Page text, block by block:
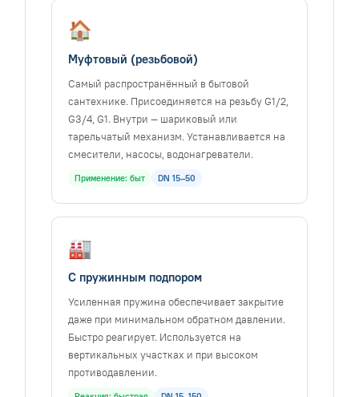
🏠
Муфтовый (резьбовой)
Самый распространённый в бытовой
сантехнике. Присоединяется на резьбу G1/2,
G3/4, G1. Внутри — шариковый или
тарельчатый механизм. Устанавливается на
смесители, насосы, водонагреватели.
Применение: быт DN 15–50
🏭
С пружинным подпором
Усиленная пружина обеспечивает закрытие
даже при минимальном обратном давлении.
Быстро реагирует. Используется на
вертикальных участках и при высоком
противодавлении.